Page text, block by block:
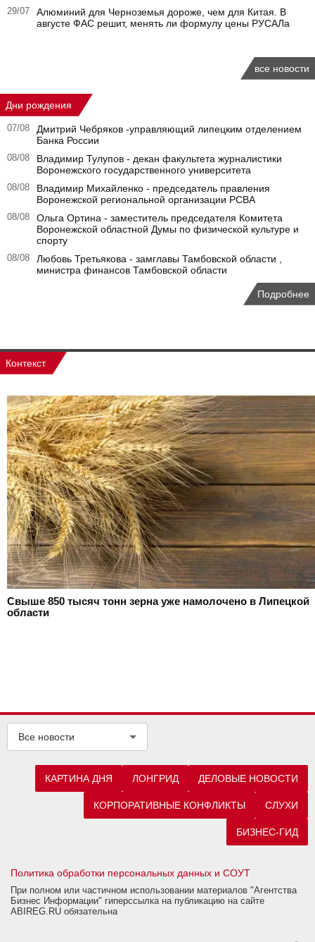
29/07
Алюминий для Черноземья дороже, чем для Китая. В
августе ФАС решит, менять ли формулу цены РУСАЛа
все новости
Дни рождения
07/08
Дмитрий Чебряков -управляющий липецким отделением
Банка России
08/08
Владимир Тулупов - декан факультета журналистики
Воронежского государственного университета
08/08
Владимир Михайленко - председатель правления
Воронежской региональной организации РСВА
08/08
Ольга Ортина - заместитель председателя Комитета
Воронежской областной Думы по физической культуре и
спорту
08/08
Любовь Третьякова - замглавы Тамбовской области ,
министра финансов Тамбовской области
Подробнее
Контекст
Свыше 850 тысяч тонн зерна уже намолочено в Липецкой
области
Все новости
КАРТИНА ДНЯ ЛОНГРИД ДЕЛОВЫЕ НОВОСТИ
КОРПОРАТИВНЫЕ КОНФЛИКТЫ СЛУХИ
БИЗНЕС-ГИД
Политика обработки персональных данных и СОУТ
При полном или частичном использовании материалов "Агентства
Бизнес Информации" гиперссылка на публикацию на сайте
ABIREG.RU обязательна